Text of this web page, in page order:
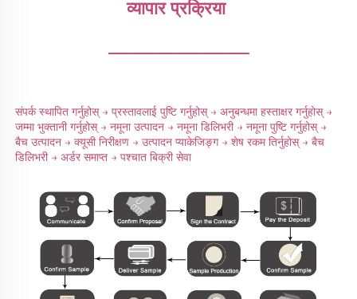
व्यापार प्रक्रिया
________________
संपर्क स्थापित गर्नुहोस् → प्रस्तावलाई पुष्टि गर्नुहोस् → अनुबन्धमा हस्ताक्षर गर्नुहोस् →
जम्मा भुक्तानी गर्नुहोस् → नमूना उत्पादन → नमूना डिलिभरी → नमूना पुष्टि गर्नुहोस् →
बैच उत्पादन → क्यूसी निरीक्षण → उत्पादन प्याकेजिङ्ग → शेष रकम तिर्नुहोस् → बैच
डिलिभरी → अर्डर समाप्त → पश्चात बिक्री सेवा